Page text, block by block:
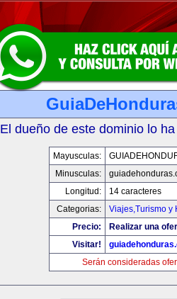
El dueño de este dominio lo
Mayusculas:
Minusculas:
Longitud:
14 caracteres
Categorias:
Viajes,Turismo y
Precio:
Realizar una
Visitar!
Serán consideradas